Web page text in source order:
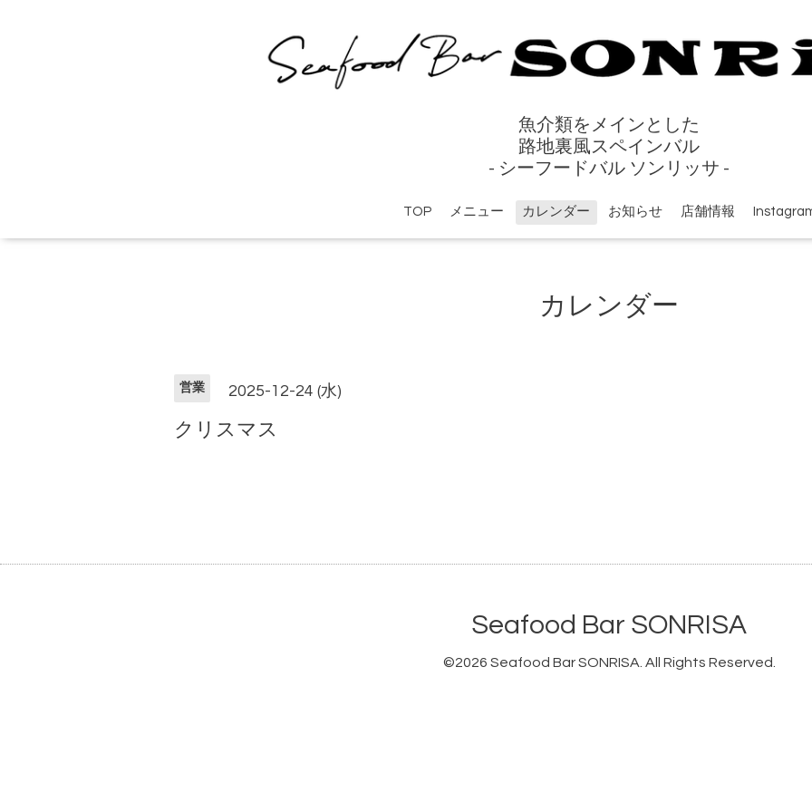
魚介類をメインとした
路地裏風スペインバル
- シーフードバル ソンリッサ -
TOP メニュー カレンダー お知らせ 店舗情報
カレンダー
営業 2025-12-24 (水)
クリスマス
Seafood Bar SONRISA
©2026 Seafood Bar SONRISA . All Rights Reserved.